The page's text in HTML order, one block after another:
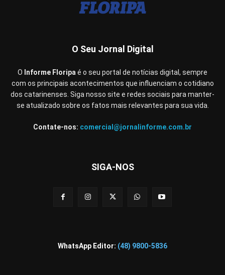
O Seu Jornal Digital
O Informe Floripaé o seu portal de notícias digital, sempre
com os principais acontecimentos que influenciam o cotidiano
dos catarinenses. Siga nosso site e redes sociais para manter-
se atualizado sobre os fatos mais relevantes para sua vida.
Contate-nos: comercial@jornalinforme.com.br
SIGA-NOS
WhatsApp Editor: (48) 9800-5836